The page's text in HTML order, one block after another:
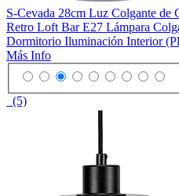
S-Cevada 28cm Luz Colgante de
Retro Loft Bar E27 Lámpara
Dormitorio Iluminación Interior
Más Info
(5)